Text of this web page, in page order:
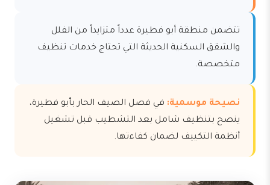
تتضمن منطقة أبو فطيرة عدداً متزايداً من الفلل
والشقق السكنية الحديثة التي تحتاج خدمات تنظيف
متخصصة.
نصيحة موسمية: في فصل الصيف الحار بأبو فطيرة،
ينصح بتنظيف شامل بعد التشطيب قبل تشغيل
أنظمة التكييف لضمان كفاءتها.